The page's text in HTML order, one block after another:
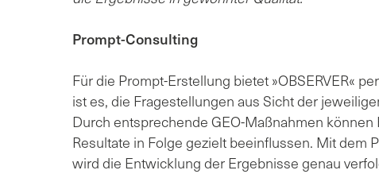
Prompt-Consulting
Für die Prompt-Erstellung bietet »OBSERVER«
ist es, die Fragestellungen aus Sicht der
Durch entsprechende GEO-Maßnahmen
Resultate in Folge gezielt beeinflussen. Mit dem
wird die Entwicklung der Ergebnisse genau